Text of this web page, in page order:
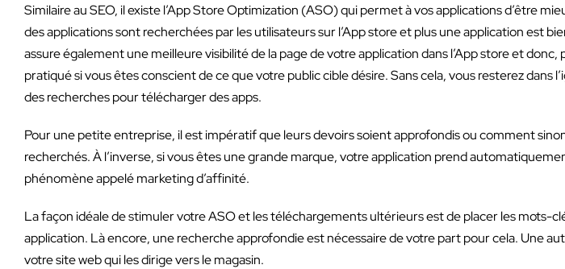
Similaire au SEO, il existe l’App Store Optimization (ASO) qui permet à vos applications d’être
des applications sont recherchées par les utilisateurs sur l’App store et plus une application est
assure également une meilleure visibilité de la page de votre application dans l’App store et
pratiqué si vous êtes conscient de ce que votre public cible désire. Sans cela, vous resterez dans
des recherches pour télécharger des apps.
Pour une petite entreprise, il est impératif que leurs devoirs soient approfondis ou comment
recherchés. À l’inverse, si vous êtes une grande marque, votre application prend
phénomène appelé marketing d’affinité.
La façon idéale de stimuler votre ASO et les téléchargements ultérieurs est de placer les mots-
application. Là encore, une recherche approfondie est nécessaire de votre part pour cela. Une
votre site web qui les dirige vers le magasin.